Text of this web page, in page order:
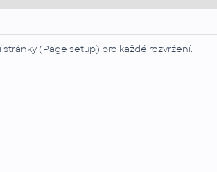
(Page setup) pro každé rozvržení.